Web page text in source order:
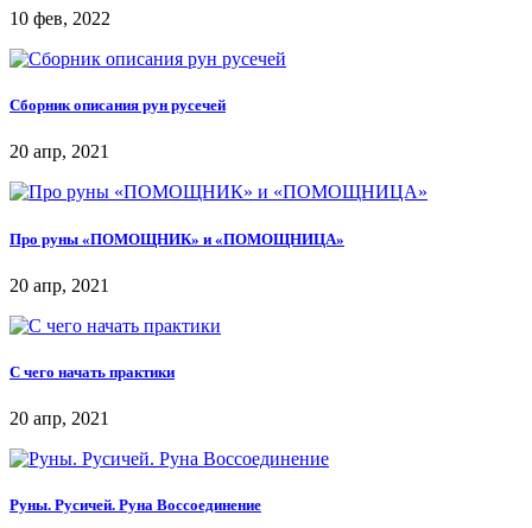
10 фев, 2022
Сборник описания рун русечей
20 апр, 2021
Про руны «ПОМОЩНИК» и «ПОМОЩНИЦА»
20 апр, 2021
С чего начать практики
20 апр, 2021
Руны. Русичей. Руна Воссоединение